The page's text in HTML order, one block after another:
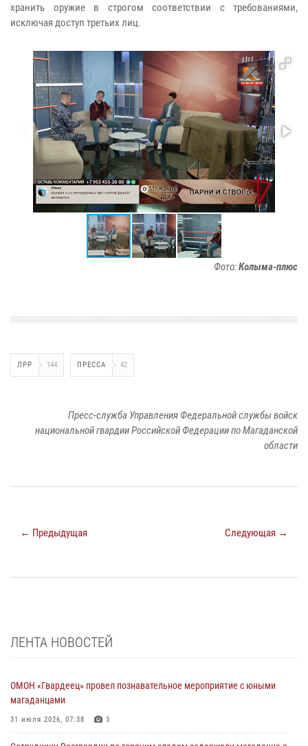
хранить оружие в строгом соответствии с требованиями,
исключая доступ третьих лиц.
Фото:Колыма-плюс
ЛРР 144 ПРЕССА 42
Пресс-служба Управления Федеральной службы войск
национальной гвардии Российской Федерации по Магаданской
области
← Предыдущая Следующая →
ЛЕНТА НОВОСТЕЙ
ОМОН «Гвардеец» провел познавательное мероприятие с юными
магаданцами
31 июля 2026, 07:38 3